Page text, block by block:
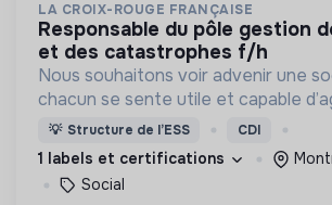
LA CROIX-ROUGE FRANÇAISE
responsable du pôle gestion des risques
et des catastrophes f/h
Nous souhaitons voir advenir une
chacun se sente utile et capable
nous proposons des moyens et des
d’engagement innovants et
💡 Structure de l’ESS CDI
1 labels et certifications
Social